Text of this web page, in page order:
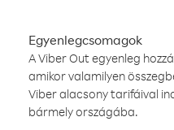
Egyenlegcsomagok
A Viber Out egyenleg
amikor valamilyen
Viber alacsony tarifáival
bármely országába.